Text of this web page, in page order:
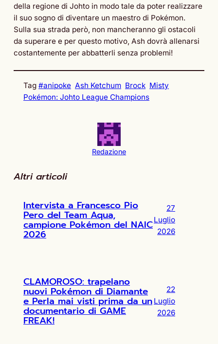
della regione di Johto in modo tale da poter realizzare
il suo sogno di diventare un maestro di Pokémon.
Sulla sua strada però, non mancheranno gli ostacoli
da superare e per questo motivo, Ash dovrà allenarsi
costantemente per abbatterli senza problemi!
Tag #anipoke Ash Ketchum Brock Misty
Pokémon: Johto League Champions
Redazione
Altri articoli
Intervista a Francesco Pio
Pero del Team Aqua,
campione Pokémon del NAIC
2026
27
Luglio
2026
CLAMOROSO: trapelano
nuovi Pokémon di Diamante
e Perla mai visti prima da un
documentario di GAME
FREAK!
22
Luglio
2026